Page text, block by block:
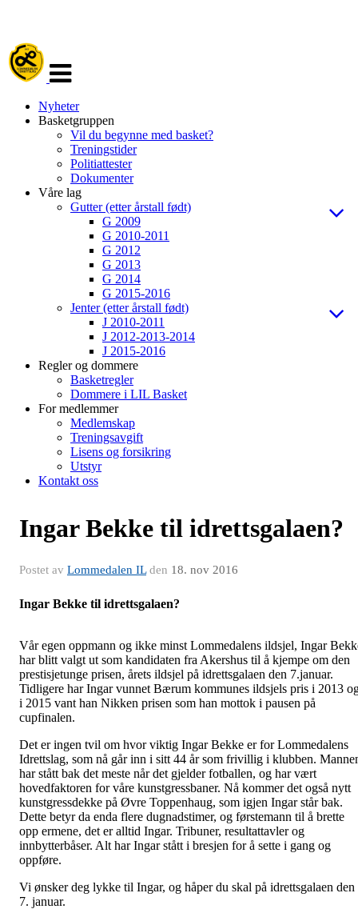
navigasjon
Nyheter
Basketgruppen
Vil du begynne med basket?
Treningstider
Politiattester
Dokumenter
Våre lag
Gutter (etter årstall født)
G 2009
G 2010-2011
G 2012
G 2013
G 2014
G 2015-2016
Jenter (etter årstall født)
J 2010-2011
J 2012-2013-2014
J 2015-2016
Regler og dommere
Basketregler
Dommere i LIL Basket
For medlemmer
Medlemskap
Treningsavgift
Lisens og forsikring
Utstyr
Kontakt oss
Ingar Bekke til idrettsgalaen?
Postet av Lommedalen ILden 18. nov 2016
Ingar Bekke til idrettsgalaen?
Vår egen oppmann og ikke minst Lommedalens ildsjel, Ingar
har blitt valgt ut som kandidaten fra Akershus til å kjempe om den
prestisjetunge prisen, årets ildsjel på idrettsgalaen den 7.januar.
Tidligere har Ingar vunnet Bærum kommunes ildsjels pris i 2013
i 2015 vant han Nikken prisen som han mottok i pausen på
cupfinalen.
Det er ingen tvil om hvor viktig Ingar Bekke er for Lommedalens
Idrettslag, som nå går inn i sitt 44 år som frivillig i klubben.
har stått bak det meste når det gjelder fotballen, og har vært
hovedfaktoren for våre kunstgressbaner. Nå kommer det også nytt
kunstgressdekke på Øvre Toppenhaug, som igjen Ingar står bak.
Dette betyr da enda flere dugnadstimer, og førstemann til å brette
opp ermene, det er alltid Ingar. Tribuner, resultattavler og
innbytterbåser. Alt har Ingar stått i bresjen for å sette i gang og
oppføre.
Vi ønsker deg lykke til Ingar, og håper du skal på idrettsgalaen den
7. januar.